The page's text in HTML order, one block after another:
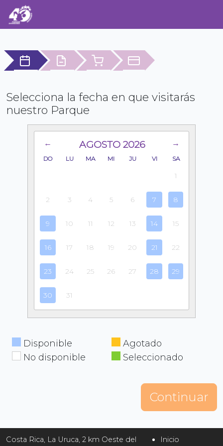
Selecciona la fecha en que visitarás
nuestro Parque
← AGOSTO 2026 →
DO LU MA MI JU VI SA
1
2 3 4 5 6 7 8
9 10 11 12 13 14 15
16 17 18 19 20 21 22
23 24 25 26 27 28 29
30 31
Disponible
Agotado
No disponible
Seleccionado
Continuar
Costa Rica, La Uruca, 2 km Oeste del Inicio